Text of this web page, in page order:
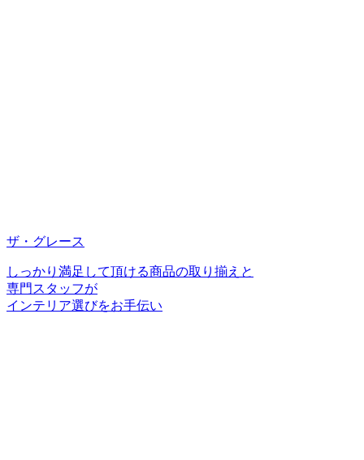
ザ・グレース
しっかり満足して頂ける商品の取り揃えと
専門スタッフが
インテリア選びをお手伝い